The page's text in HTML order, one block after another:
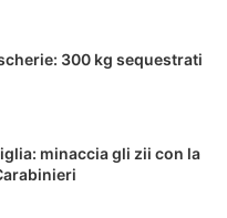
300 kg sequestrati
minaccia gli zii con la